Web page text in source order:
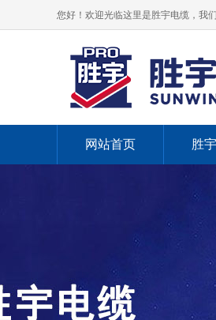
您好！欢迎光临这里是胜宇电缆，我
网站首页 胜